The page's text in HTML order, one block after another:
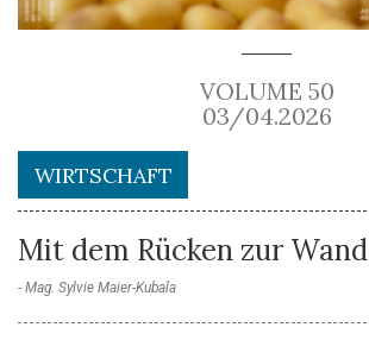
VOLUME 50
03/04.2026
WIRTSCHAFT
Mit dem Rücken zur Wand
Mag. Sylvie Maier-Kubala